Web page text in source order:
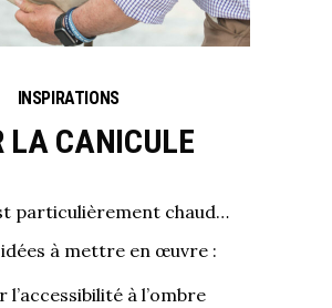
INSPIRATIONS
LA CANICULE
particulièrement chaud…
idées à mettre en œuvre :
l’accessibilité à l’ombre